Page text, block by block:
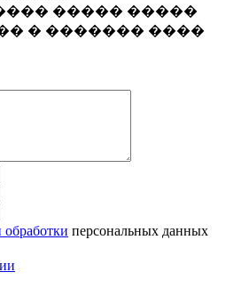
����� �����
� ������� ����
персональных данных